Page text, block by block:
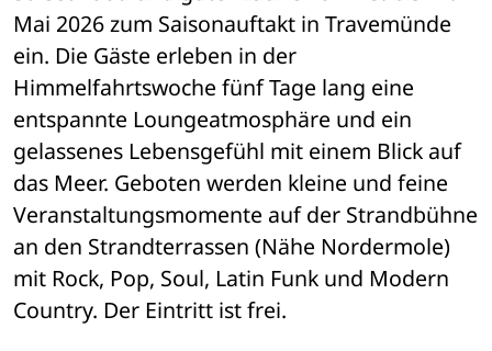
Mai 2026 zum Saisonauftakt in Travemünde
ein. Die Gäste erleben in der
Himmelfahrtswoche fünf Tage lang eine
entspannte Loungeatmos­phäre und ein
gelassenes Lebensgefühl mit einem Blick auf
das Meer. Geboten werden kleine und feine
Veranstaltungsmomente auf der Strandbühne
an den Strandterrassen (Nähe Nordermole)
mit Rock, Pop, Soul, Latin Funk und Modern
Country. Der Eintritt ist frei.